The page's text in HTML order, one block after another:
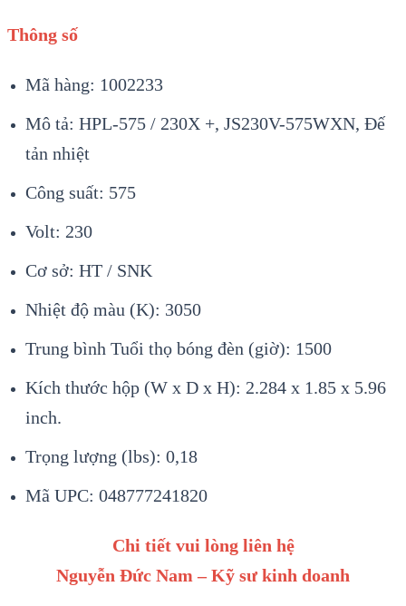
Thông số
Mã hàng: 1002233
Mô tả: HPL-575 / 230X +, JS230V-575WXN, Đế
tản nhiệt
Công suất: 575
Volt: 230
Cơ sở: HT / SNK
Nhiệt độ màu (K): 3050
Trung bình Tuổi thọ bóng đèn (giờ): 1500
Kích thước hộp (W x D x H): 2.284 x 1.85 x 5.96
inch.
Trọng lượng (lbs): 0,18
Mã UPC: 048777241820
Chi tiết vui lòng liên hệ
Nguyễn Đức Nam – Kỹ sư kinh doanh